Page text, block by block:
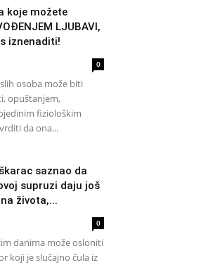
koje možete
LJUBAVI,
iznenaditi!
0
osoba može biti
opuštanjem,
fiziološkim
da ona...
saznao da
supruzi daju još
života,...
0
danima može osloniti
koji je slučajno čula iz